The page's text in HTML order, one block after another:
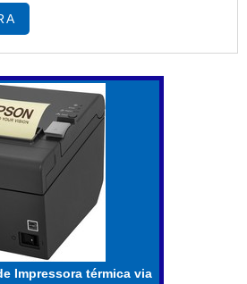
apresenta mais velocidade
que nunca. Ela oferece uma
e gráficos 25% mais rápida
e novos recursos
mais a sua utilização. A Im...
Impressora térmica via